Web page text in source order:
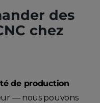
des
chez
de production
— nous pouvons